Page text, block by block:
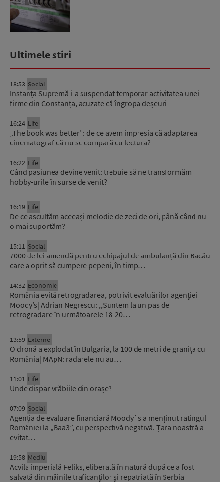
Ultimele stiri
18:53 Social
Instanța Supremă i-a suspendat temporar activitatea unei
firme din Constanța, acuzate că îngropa deșeuri
16:24 Life
„The book was better”: de ce avem impresia că adaptarea
cinematografică nu se compară cu lectura?
16:22 Life
Când pasiunea devine venit: trebuie să ne transformăm
hobby-urile în surse de venit?
16:19 Life
De ce ascultăm aceeași melodie de zeci de ori, până când nu
o mai suportăm?
15:11 Social
7000 de lei amendă pentru echipajul de ambulanță din Bacău
care a oprit să cumpere pepeni, în timp…
14:32 Economie
România evită retrogradarea, potrivit evaluărilor agenției
Moody’s| Adrian Negrescu: ,,Suntem la un pas de
retrogradare în următoarele 18-20…
13:59 Externe
O dronă a explodat în Bulgaria, la 100 de metri de granița cu
România| MApN: radarele nu au…
11:01 Life
Unde dispar vrăbiile din orașe?
07:09 Social
Agenția de evaluare financiară Moody`s a menținut ratingul
României la „Baa3”, cu perspectivă negativă. Țara noastră a
evitat…
19:58 Mediu
Acvila imperială Feliks, eliberată în natură după ce a fost
salvată din mâinile traficanților și repatriată în Serbia